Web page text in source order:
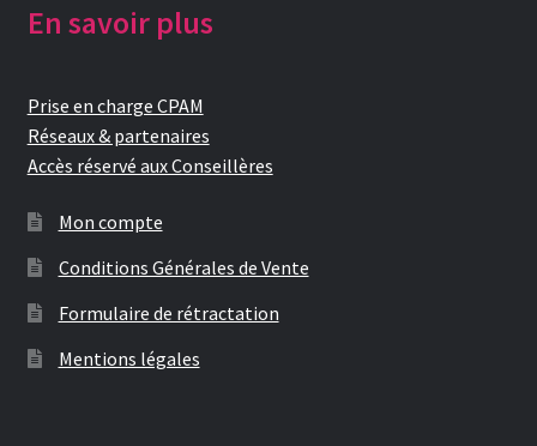
En savoir plus
Prise en charge CPAM
Réseaux & partenaires
Accès réservé aux Conseillères
Mon compte
Conditions Générales de Vente
Formulaire de rétractation
Mentions légales